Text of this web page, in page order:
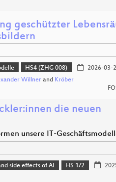
geschützter
HS4 (ZHG 008)
2026-03-
Willner and Kröber
die neuen
unsere IT-
side effects of AI HS 1/2